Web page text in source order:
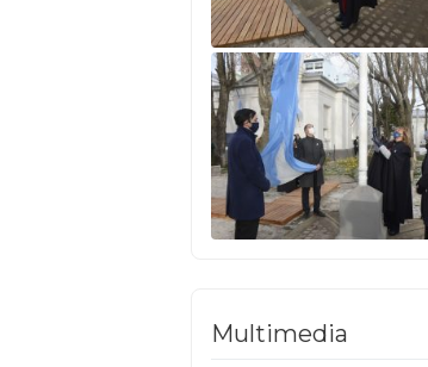
Multimedia